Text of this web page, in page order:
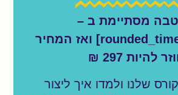
מסתיימת ב –
[rounded_time_plus_2h] ואז המחיר
להיות 297 ₪
שלנו ולמדו איך ליצור